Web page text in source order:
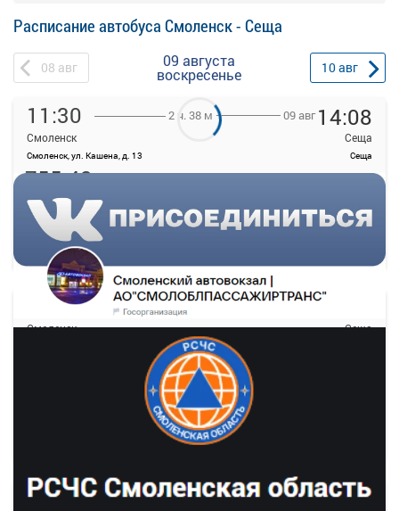
Расписание автобуса Смоленск - Сеща
08 авг 09 августа
воскресенье 10авг
11:30
Смоленск
Смоленск, ул. Кашена, д. 13
2 ч. 38 м 09 авг 14:08
Сеща
Сеща
Детали рейса
755.42
Осталось 7 мест
12:00
Смоленск
3 ч. 15 м 09 авг15:15
Сеща
13:25 3 ч. 5 м 09 авг16:30